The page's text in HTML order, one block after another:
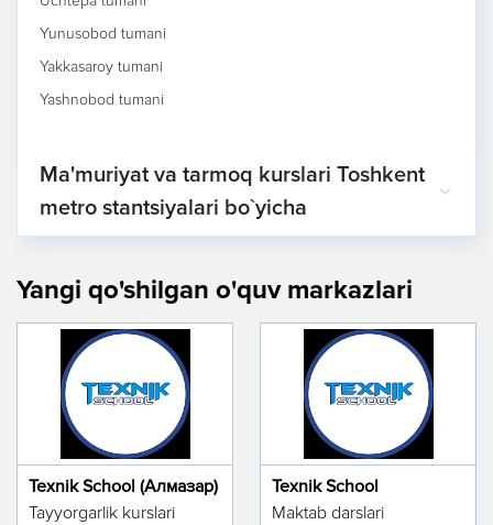
Yunusobod tumani
Yakkasaroy tumani
Yashnobod tumani
Ma'muriyat va tarmoq kurslari Toshkent
metro stantsiyalari bo`yicha
Yangi qo'shilgan o'quv markazlari
Texnik School (Алмазар)
Tayyorgarlik kurslari
Texnik School
Maktab darslari